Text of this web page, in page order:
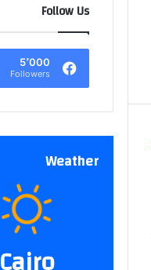
Follow Us
5٬000
Followers
Weather